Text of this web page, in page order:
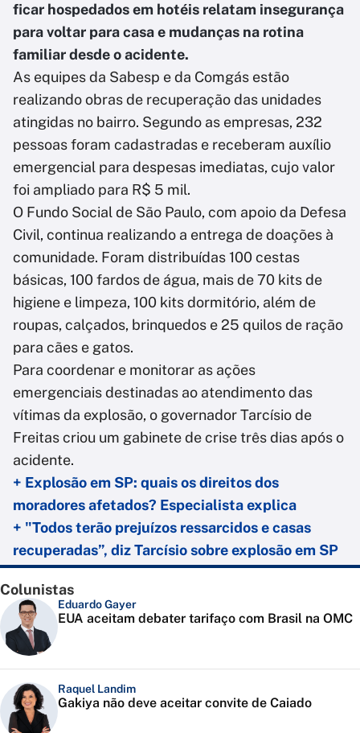
ficar hospedados em hotéis relatam insegurança
para voltar para casa e mudanças na rotina
familiar desde o acidente.
As equipes da Sabesp e da Comgás estão
realizando obras de recuperação das unidades
atingidas no bairro. Segundo as empresas, 232
pessoas foram cadastradas e receberam auxílio
emergencial para despesas imediatas, cujo valor
foi ampliado para R$ 5 mil.
O Fundo Social de São Paulo, com apoio da Defesa
Civil, continua realizando a entrega de doações à
comunidade. Foram distribuídas 100 cestas
básicas, 100 fardos de água, mais de 70 kits de
higiene e limpeza, 100 kits dormitório, além de
roupas, calçados, brinquedos e 25 quilos de ração
para cães e gatos.
Para coordenar e monitorar as ações
emergenciais destinadas ao atendimento das
vítimas da explosão, o governador Tarcísio de
Freitas criou um gabinete de crise três dias após o
acidente.
+ Explosão em SP: quais os direitos dos
moradores afetados? Especialista explica
+ "Todos terão prejuízos ressarcidos e casas
recuperadas”, diz Tarcísio sobre explosão em SP
Colunistas
Eduardo Gayer
EUA aceitam debater tarifaço com Brasil na OMC
Raquel Landim
Gakiya não deve aceitar convite de Caiado